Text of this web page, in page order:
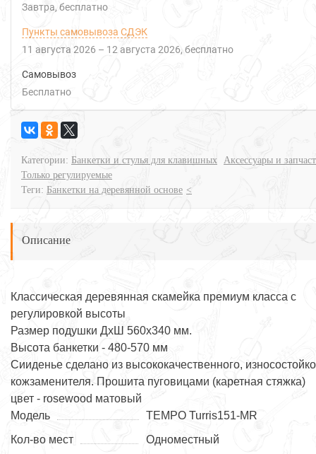
Завтра
Бесплатно
Пункты самовывоза СДЭК
11 августа 2026 – 12 августа 2026 Бесплатно
Самовывоз
Бесплатно
Категории: Банкетки и стулья для клавишных Аксессуары и
Только регулируемые
Теги: Банкетки на деревянной основе <
Описание
Классическая деревянная скамейка премиум класса с
регулировкой высоты
Размер подушки ДхШ 560х340 мм.
Высота банкетки - 480-570 мм
Сииденье сделано из высококачественного,
кожзаменителя. Прошита пуговицами (каретная стяжка)
цвет - rosewood матовый
Модель
TEMPO Turris151-MR
Кол-во мест
Одноместный